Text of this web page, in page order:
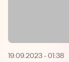
19.09.2023 - 01:38